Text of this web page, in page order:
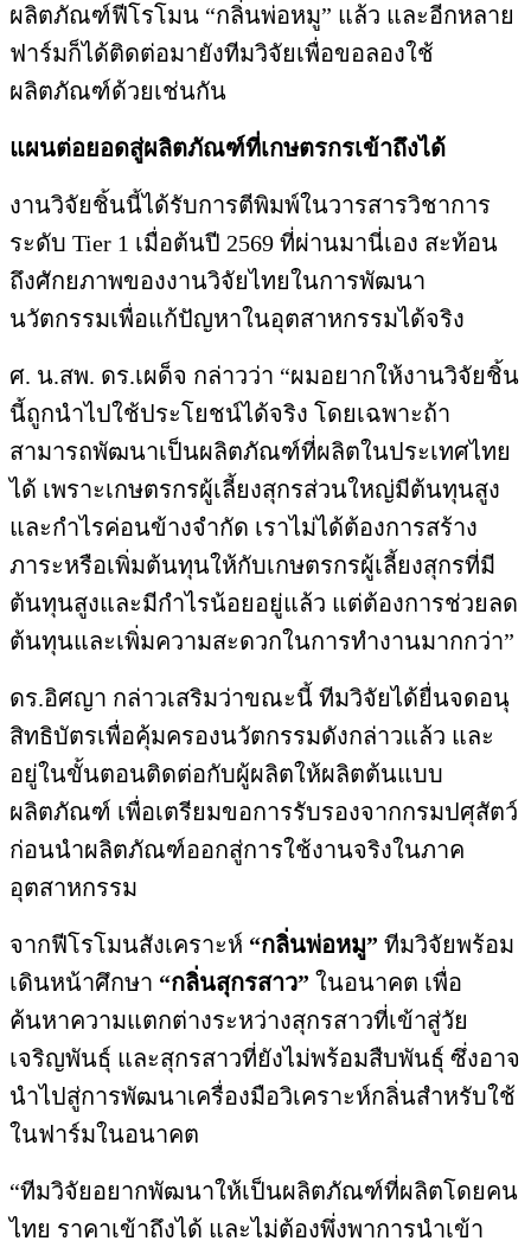
ผลิตภัณฑ์ฟีโรโมน “กลิ่นพ่อหมู” แล้ว และอีกหลาย
ฟาร์มก็ได้ติดต่อมายังทีมวิจัยเพื่อขอลองใช้
ผลิตภัณฑ์ด้วยเช่นกัน
แผนต่อยอดสู่ผลิตภัณฑ์ที่เกษตรกรเข้าถึงได้
งานวิจัยชิ้นนี้ได้รับการตีพิมพ์ในวารสารวิชาการ
ระดับ Tier 1 เมื่อต้นปี 2569 ที่ผ่านมานี่เอง สะท้อน
ถึงศักยภาพของงานวิจัยไทยในการพัฒนา
นวัตกรรมเพื่อแก้ปัญหาในอุตสาหกรรมได้จริง
ศ. น.สพ. ดร.เผด็จ กล่าวว่า “ผมอยากให้งานวิจัยชิ้น
นี้ถูกนำไปใช้ประโยชน์ได้จริง โดยเฉพาะถ้า
สามารถพัฒนาเป็นผลิตภัณฑ์ที่ผลิตในประเทศไทย
ได้ เพราะเกษตรกรผู้เลี้ยงสุกรส่วนใหญ่มีต้นทุนสูง
และกำไรค่อนข้างจำกัด เราไม่ได้ต้องการสร้าง
ภาระหรือเพิ่มต้นทุนให้กับเกษตรกรผู้เลี้ยงสุกรที่มี
ต้นทุนสูงและมีกำไรน้อยอยู่แล้ว แต่ต้องการช่วยลด
ต้นทุนและเพิ่มความสะดวกในการทำงานมากกว่า”
ดร.อิศญา กล่าวเสริมว่าขณะนี้ ทีมวิจัยได้ยื่นจดอนุ
สิทธิบัตรเพื่อคุ้มครองนวัตกรรมดังกล่าวแล้ว และ
อยู่ในขั้นตอนติดต่อกับผู้ผลิตให้ผลิตต้นแบบ
ผลิตภัณฑ์ เพื่อเตรียมขอการรับรองจากกรมปศุสัตว์
ก่อนนำผลิตภัณฑ์ออกสู่การใช้งานจริงในภาค
อุตสาหกรรม
จากฟีโรโมนสังเคราะห์ “กลิ่นพ่อหมู” ทีมวิจัยพร้อม
เดินหน้าศึกษา “กลิ่นสุกรสาว” ในอนาคต เพื่อ
ค้นหาความแตกต่างระหว่างสุกรสาวที่เข้าสู่วัย
เจริญพันธุ์ และสุกรสาวที่ยังไม่พร้อมสืบพันธุ์ ซึ่งอาจ
นำไปสู่การพัฒนาเครื่องมือวิเคราะห์กลิ่นสำหรับใช้
ในฟาร์มในอนาคต
“ทีมวิจัยอยากพัฒนาให้เป็นผลิตภัณฑ์ที่ผลิตโดยคน
ไทย ราคาเข้าถึงได้ และไม่ต้องพึ่งพาการนำเข้า